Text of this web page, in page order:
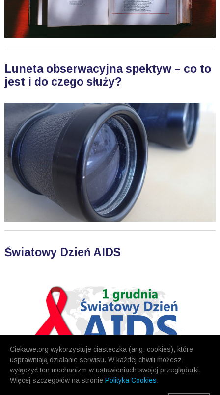
Ciekawe.org wykorzystuje ciasteczka (ang. cookies), które
usprawniają działanie serwisu. W każdej chwili możesz
wyłączyć ten mechanizm w ustawieniach swojej przeglądarki.
Więcej szczegołów na stronie Polityka Cookies.
Luneta obserwacyjna spektyw – co to
jest i do czego służy?
Światowy Dzień AIDS